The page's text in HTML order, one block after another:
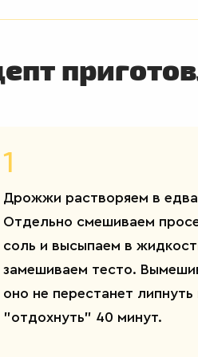
1
Дрожжи растворяем в
Отдельно смешиваем
соль и высыпаем в
замешиваем тесто.
оно не перестанет
"отдохнуть" 40 минут.